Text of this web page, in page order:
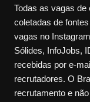
Todas as vagas
coletadas de
vagas no
Sólides, InfoJobs,
recebidas por e-
recrutadores. O
recrutamento e